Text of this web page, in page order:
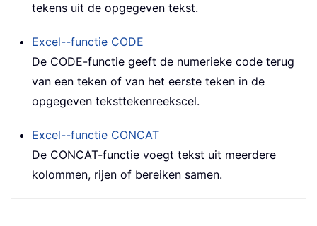
tekens uit de opgegeven tekst.
Excel--functie CODE
De CODE-functie geeft de numerieke code terug
van een teken of van het eerste teken in de
opgegeven teksttekenreekscel.
Excel--functie CONCAT
De CONCAT-functie voegt tekst uit meerdere
kolommen, rijen of bereiken samen.